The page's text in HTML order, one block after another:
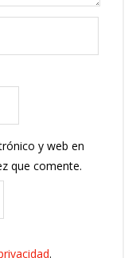
y web en
que comente.
.